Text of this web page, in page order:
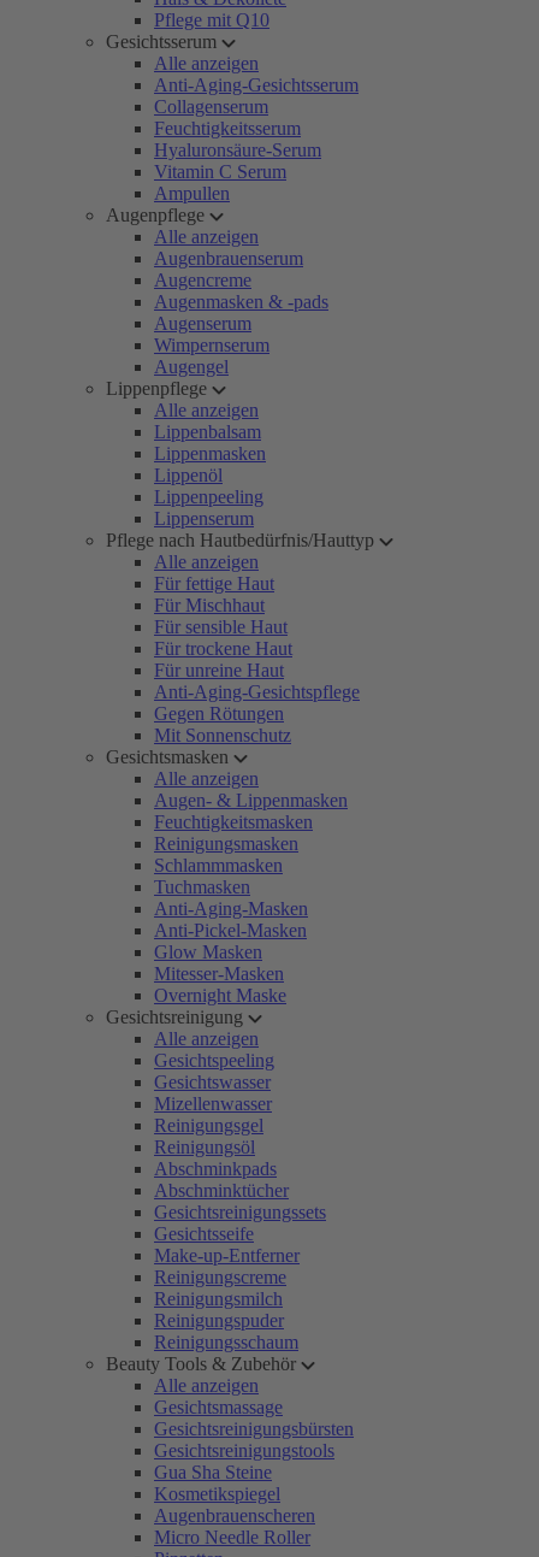
Pflege mit Q10
Gesichtsserum
Alle anzeigen
Anti-Aging-Gesichtsserum
Collagenserum
Feuchtigkeitsserum
Hyaluronsäure-Serum
Vitamin C Serum
Ampullen
Augenpflege
Alle anzeigen
Augenbrauenserum
Augencreme
Augenmasken & -pads
Augenserum
Wimpernserum
Augengel
Lippenpflege
Alle anzeigen
Lippenbalsam
Lippenmasken
Lippenöl
Lippenpeeling
Lippenserum
Pflege nach Hautbedürfnis/Hauttyp
Alle anzeigen
Für fettige Haut
Für Mischhaut
Für sensible Haut
Für trockene Haut
Für unreine Haut
Anti-Aging-Gesichtspflege
Gegen Rötungen
Mit Sonnenschutz
Gesichtsmasken
Alle anzeigen
Augen- & Lippenmasken
Feuchtigkeitsmasken
Reinigungsmasken
Schlammmasken
Tuchmasken
Anti-Aging-Masken
Anti-Pickel-Masken
Glow Masken
Mitesser-Masken
Overnight Maske
Gesichtsreinigung
Alle anzeigen
Gesichtspeeling
Gesichtswasser
Mizellenwasser
Reinigungsgel
Reinigungsöl
Abschminkpads
Abschminktücher
Gesichtsreinigungssets
Gesichtsseife
Make-up-Entferner
Reinigungscreme
Reinigungsmilch
Reinigungspuder
Reinigungsschaum
Beauty Tools & Zubehör
Alle anzeigen
Gesichtsmassage
Gesichtsreinigungsbürsten
Gesichtsreinigungstools
Gua Sha Steine
Kosmetikspiegel
Augenbrauenscheren
Micro Needle Roller